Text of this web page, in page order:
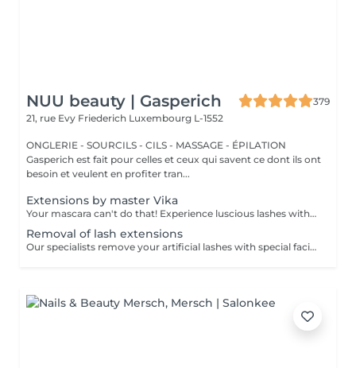
NUU beauty | Gasperich
379
21, rue Evy Friederich Luxembourg L-1552
ONGLERIE - SOURCILS - CILS - MASSAGE - ÉPILATION
Gasperich est fait pour celles et ceux qui savent ce dont ils ont
besoin et veulent en profiter tran...
Extensions by master Vika
Your mascara can't do that! Experience luscious lashes with our professional lash extensions. Each artificial lash is expertly applied to your natural lashes, creating a fuller, longer, and darker look. Volume options: choose from 1D to 5D for the perfect fullness. Personalised choices: discuss your preferences for curves and colours with our expert. What to expect: - eye area is cleaned - tape and patches protect the skin - extensions are applied to your natural lashes - lashes are dried for a secure hold - tape and patches are removed Post-care: avoid wetting lashes for 24 hours. Frequency: schedule every 3-4 weeks.
Removal of lash extensions
Our specialists remove your artificial lashes with special facilities. If the lashes were done in our beauty space - on your next visit for lash extensions removal will be for free.